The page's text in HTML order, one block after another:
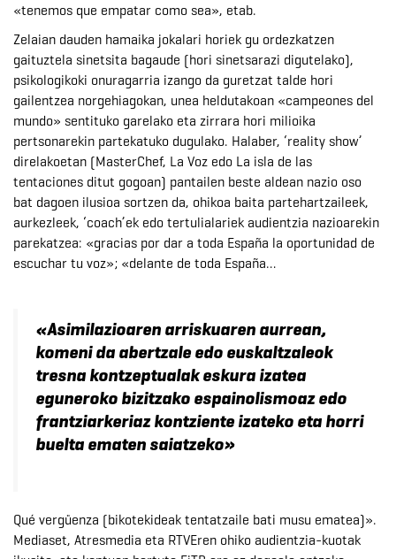
«tenemos que empatar como sea», etab.
Zelaian dauden hamaika jokalari horiek gu ordezkatzen
gaituztela sinetsita bagaude (hori sinetsarazi digutelako),
psikologikoki onuragarria izango da guretzat talde hori
gailentzea norgehiagokan, unea heldutakoan «campeones del
mundo» sentituko garelako eta zirrara hori milioika
pertsonarekin partekatuko dugulako. Halaber, ‘reality show’
direlakoetan (MasterChef, La Voz edo La isla de las
tentaciones ditut gogoan) pantailen beste aldean nazio oso
bat dagoen ilusioa sortzen da, ohikoa baita partehartzaileek,
aurkezleek, ‘coach’ek edo tertulialariek audientzia nazioarekin
parekatzea: «gracias por dar a toda España la oportunidad de
escuchar tu voz»; «delante de toda España…
«Asimilazioaren arriskuaren aurrean,
komeni da abertzale edo euskaltzaleok
tresna kontzeptualak eskura izatea
eguneroko bizitzako espainolismoaz edo
frantziarkeriaz kontziente izateko eta horri
buelta ematen saiatzeko»
Qué vergüenza (bikotekideak tentatzaile bati musu ematea)».
Mediaset, Atresmedia eta RTVEren ohiko audientzia-kuotak